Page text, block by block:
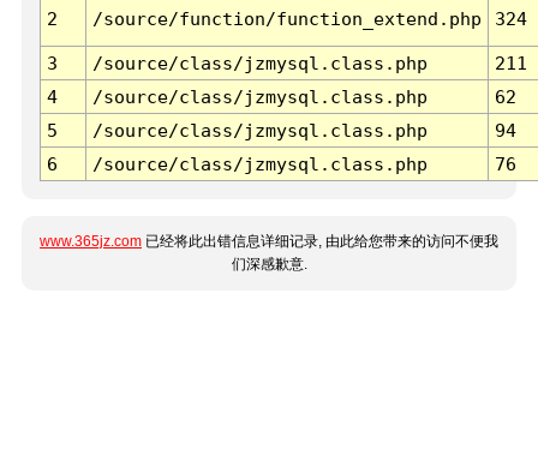
2 /source/function/function_extend.php 324
3 /source/class/jzmysql.class.php
211
4
/source/class/jzmysql.class.php
62
5
/source/class/jzmysql.class.php
94
6
/source/class/jzmysql.class.php 76
www.365jz.com 已经将此出错信息详细记录, 由此给您带来的访问不便我
们深感歉意.